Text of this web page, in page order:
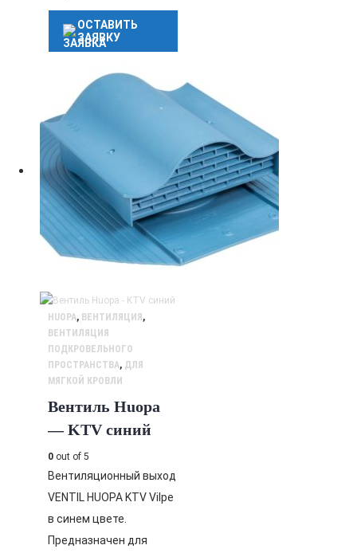
ОСТАВИТЬ
ЗАЯВКУ
HUOPA, ВЕНТИЛЯЦИЯ ,
ВЕНТИЛЯЦИЯ
ПОДКРОВЕЛЬНОГО
ПРОСТРАНСТВА, ДЛЯ
МЯГКОЙ КРОВЛИ
Вентиль Huopa
— KTV синий
0 out of 5
Вентиляционный выход
VENTIL HUOPA KTV Vilpe
в синем цвете.
Предназначен для